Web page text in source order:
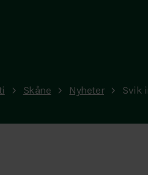
Skåne Nyheter Svik